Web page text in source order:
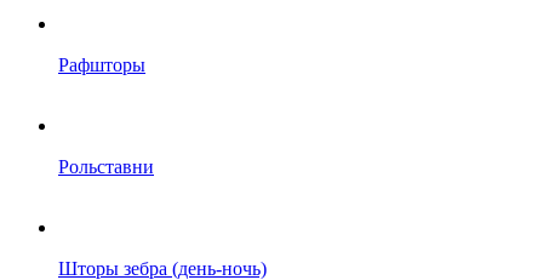
Рафшторы
Рольставни
Шторы зебра (день-ночь)